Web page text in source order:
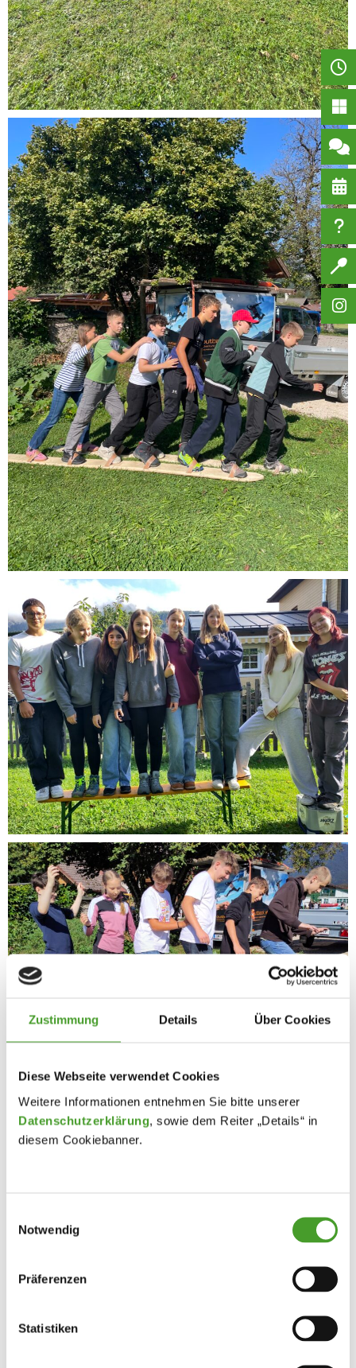
Zustimmung Details Über Cookies
Diese Webseite verwendet Cookies
Weitere Informationen entnehmen Sie bitte unserer
Datenschutzerklärung, sowie dem Reiter „Details“ in
diesem Cookiebanner.
Notwendig
Präferenzen
Statistiken